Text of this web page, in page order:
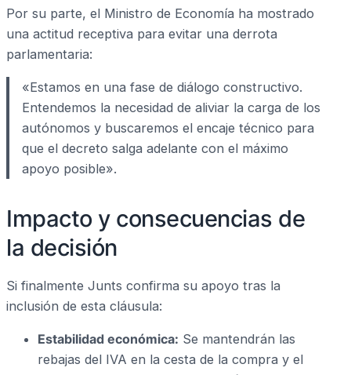
Por su parte, el Ministro de Economía ha mostrado
una actitud receptiva para evitar una derrota
parlamentaria:
«Estamos en una fase de diálogo constructivo.
Entendemos la necesidad de aliviar la carga de los
autónomos y buscaremos el encaje técnico para
que el decreto salga adelante con el máximo
apoyo posible».
Impacto y consecuencias de
la decisión
Si finalmente Junts confirma su apoyo tras la
inclusión de esta cláusula:
Estabilidad económica: Se mantendrán las
rebajas del IVA en la cesta de la compra y el